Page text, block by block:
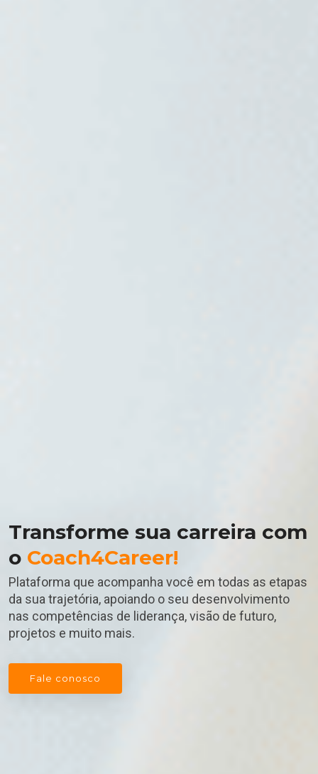
Transforme sua carreira com
o Coach4Career!
Plataforma que acompanha você em todas as etapas
da sua trajetória, apoiando o seu desenvolvimento
nas competências de liderança, visão de futuro,
projetos e muito mais.
Fale conosco